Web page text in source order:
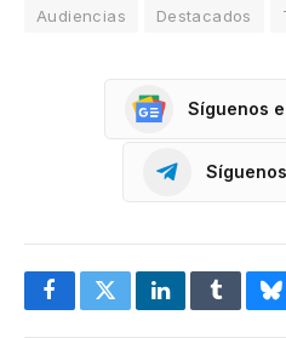
Audiencias Destacados
Síguenos
FacebookTwitterLinkedInTumblr